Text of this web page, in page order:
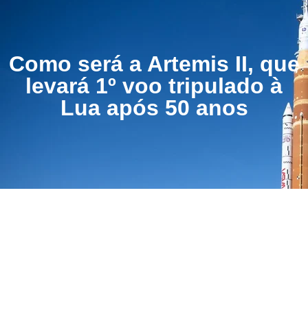
Como será a Artemis II, que
levará 1º voo tripulado à
Lua após 50 anos